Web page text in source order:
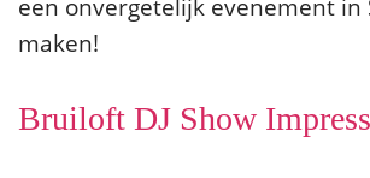
een onvergetelijk evenement in
maken!
Bruiloft DJ Show